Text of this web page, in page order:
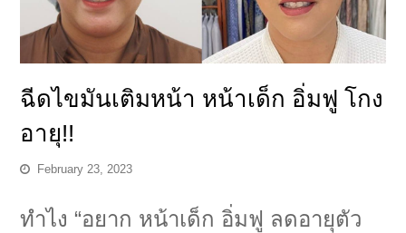
ฉีดไขมันเติมหน้า หน้าเด็ก อิ่มฟู โกง
อายุ!!
February 23, 2023
ทำไง “อยาก หน้าเด็ก อิ่มฟู ลดอายุตัว